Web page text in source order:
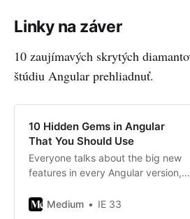
Linky na záver
10 zaujímavých skrytých
štúdiu Angular prehliadnuť.
10 Hidden Gems in Angular
That You Should Use
Everyone talks about the big new
features in every Angular version,
Signals, or Control Flow Syntax.
Medium IE 33